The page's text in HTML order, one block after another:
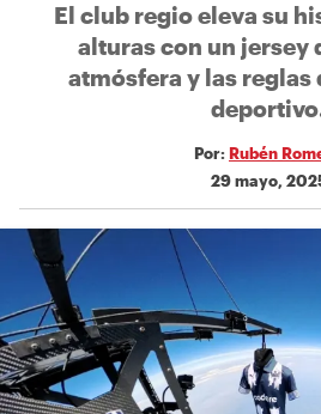
El club regio eleva su
alturas con un jersey
atmósfera y las reglas
Por: Rubén
29 mayo,